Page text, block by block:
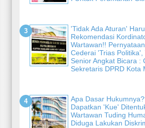
'Tidak Ada Aturan'
Rekomendasi
Wartawan!!
Cederai 'Trias Politika',
Senior Angkat Bicara :
Sekretaris DPRD Kota
Apa Dasar
Dapatkan 'Kue'
Wartawan Tuding
Diduga Lakukan